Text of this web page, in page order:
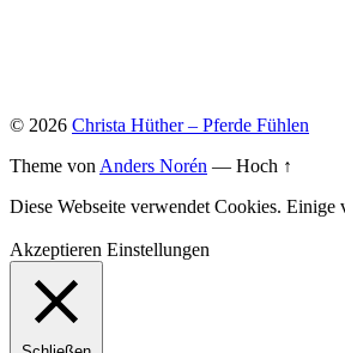
© 2026 Christa Hüther – Pferde Fühlen
Theme von Anders Norén — Hoch ↑
Diese Webseite verwendet Cookies. Einige
Akzeptieren Einstellungen